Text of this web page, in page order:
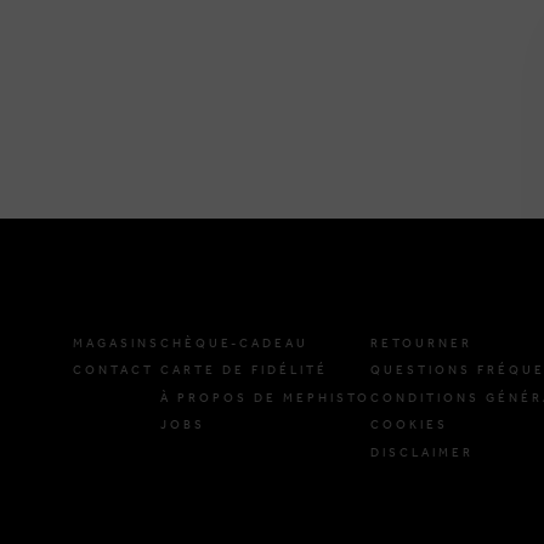
MAGASINS
CONTACT
CHÈQUE-CADEAU
CARTE DE FIDÉLITÉ
À PROPOS DE MEPHISTO
JOBS
RETOURNER
QUESTIONS
CONDITIONS
COOKIES
DISCLAIMER